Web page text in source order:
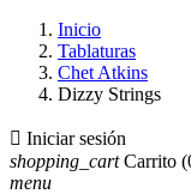
Inicio
Tablaturas
Chet Atkins
Dizzy Strings
 Iniciar sesión
shopping_cart Carrito
menu